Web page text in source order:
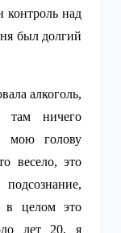
контроль над
был долгий
алкоголь,
ничего
мою голову
весело, это
в целом это
лет 20, я